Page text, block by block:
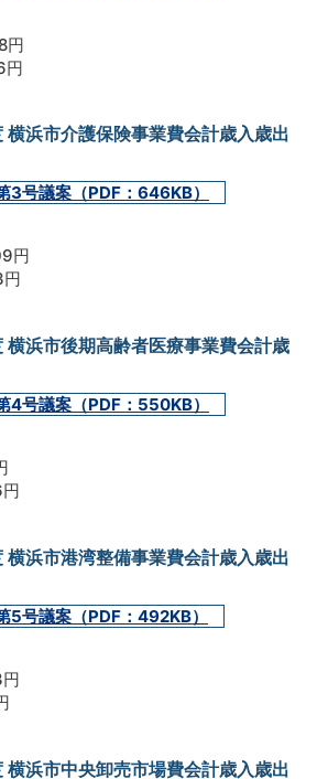
円
円
浜市介護保険事業費会計歳入歳出
3号議案（PDF：646KB）
円
横浜市後期高齢者医療事業費会計歳
4号議案（PDF：550KB）
浜市港湾整備事業費会計歳入歳出
5号議案（PDF：492KB）
浜市中央卸売市場費会計歳入歳出